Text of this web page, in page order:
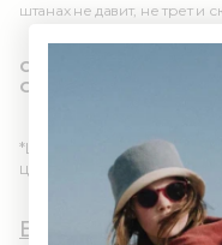
штанах не давит, не трет и
Состав: органический
GOTS)
*Цвет изделия в
цветопередачи
Вы и AWWW